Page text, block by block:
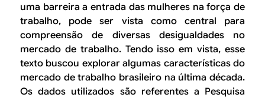
uma barreira a entrada das mulheres na força de
trabalho, pode ser vista como central para
compreensão de diversas desigualdades no
mercado de trabalho. Tendo isso em vista, esse
texto buscou explorar algumas características do
mercado de trabalho brasileiro na última década.
Os dados utilizados são referentes a Pesquisa